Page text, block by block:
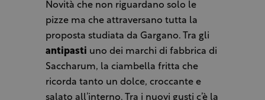
Novità che non riguardano solo le
pizze ma che attraversano tutta la
proposta studiata da Gargano. Tra gli
antipasti uno dei marchi di fabbrica di
Saccharum, la ciambella fritta che
ricorda tanto un dolce, croccante e
salato all’interno. Tra i nuovi gusti c’è la